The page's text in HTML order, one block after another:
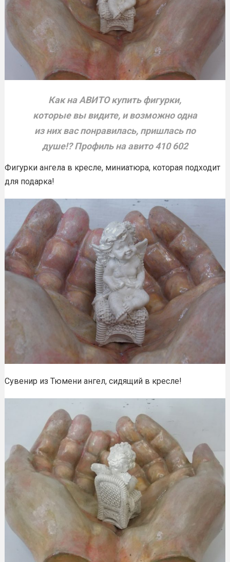
Как на АВИТО купить фигурки,
которые вы видите, и возможно одна
из них вас понравилась, пришлась по
душе!? Профиль на авито 410 602
Фигурки ангела в кресле, миниатюра, которая подходит
для подарка!
Сувенир из Тюмени ангел, сидящий в кресле!